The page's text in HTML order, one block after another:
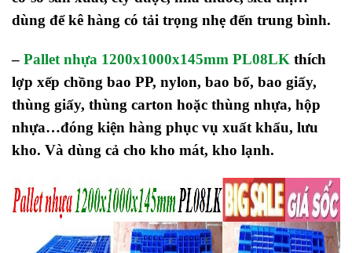
dùng để kê hàng có tải trọng nhẹ đến trung bình.
– Pallet nhựa 1200x1000x145mm PL08LK thích
lợp xếp chồng bao PP, nylon, bao bố, bao giấy,
thùng giấy, thùng carton hoặc thùng nhựa, hộp
nhựa…đóng kiện hàng phục vụ xuất khẩu, lưu
kho. Và dùng cả cho kho mát, kho lạnh.